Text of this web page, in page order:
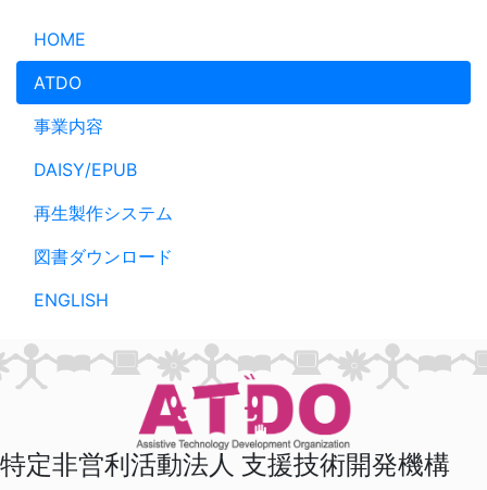
メインコンテンツへスキップ
HOME
ATDO
事業内容
DAISY/EPUB
再生製作システム
図書ダウンロード
ENGLISH
特定非営利活動法人 支援技術開発機構